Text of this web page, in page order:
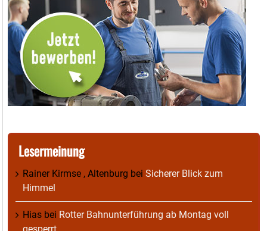
Lesermeinung
Rainer Kirmse , Altenburg bei Sicherer Blick zum
Himmel
Hias bei Rotter Bahnunterführung ab Montag voll